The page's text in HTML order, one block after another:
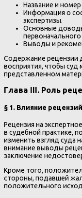
Название и
Информация о
экспертизы.
Основные
Выводы и
Содержание рецензии
восприятия, чтобы суд
представленном
Глава III. Роль
§ 1. Влияние
Рецензия на
в судебной практике,
изменить взгляд суда
внимание выводы
заключение
Кроме того,
стороны, подавшей
положительного